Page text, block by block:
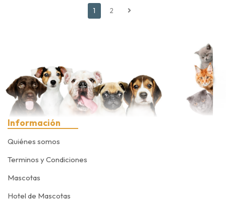
1 2
Información
Quiénes somos
Terminos y Condiciones
Mascotas
Hotel de Mascotas